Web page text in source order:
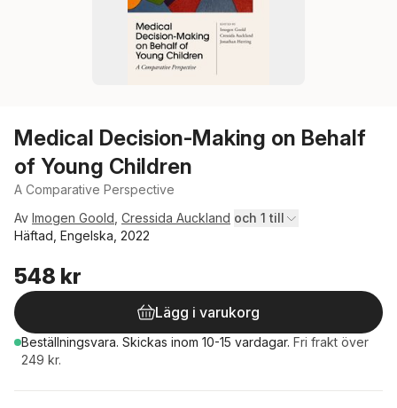
Medical Decision-Making on Behalf
of Young Children
A Comparative Perspective
Av Imogen Goold Cressida Auckland och 1 till
Häftad, Engelska, 2022
548 kr
Lägg i varukorg
Beställningsvara. Skickas inom 10-15 vardagar. Fri frakt över
249 kr.